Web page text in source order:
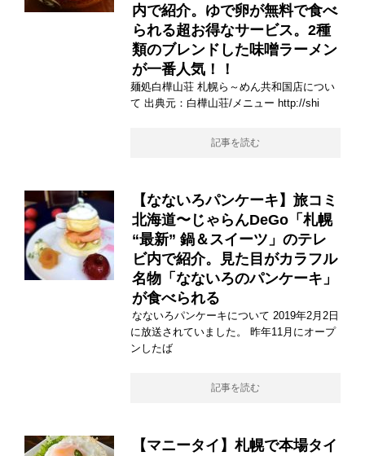
内で紹介。ゆで卵が無料で食べ
られる超お得なサービス。2種
類のブレンドした味噌ラーメン
が一番人気！！
麺処白樺山荘 札幌ら～めん共和国店につい
て 出典元：白樺山荘/メニュー http://shi
記事を読む
【なないろパンケーキ】旅コミ
北海道〜じゃらんDeGo「札幌
“最新” 鍋＆スイーツ」のテレ
ビ内で紹介。見た目がカラフル
名物「なないろのパンケーキ」
が食べられる
なないろパンケーキについて 2019年2月2日
に放送されていました。 昨年11月にオープ
ンしたば
記事を読む
【マニータイ】札幌で本場タイ